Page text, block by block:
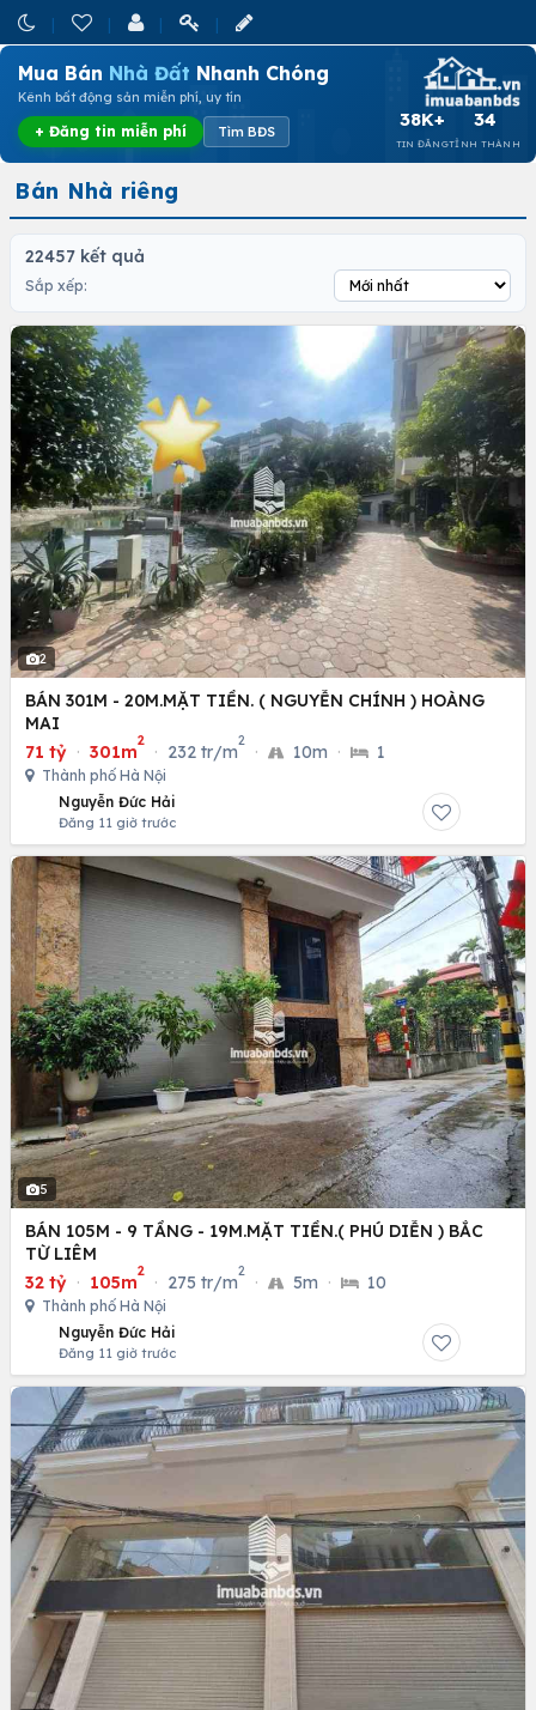
Mua Bán Nhà Đất Nhanh Chóng
Kênh bất động sản miễn phí, uy tín
+ Đăng tin miễn phí Tìm BĐS
38K+
TIN ĐĂNG
34
TỈNH THÀNH
Bán Nhà riêng
22457 kết quả
Sắp xếp:
2
BÁN 301M - 20M.MẶT TIỀN. ( NGUYỄN CHÍNH ) HOÀNG
MAI
71 tỷ · 301m
2
· 232 tr/m
2
· 10m · 1
Thành phố Hà Nội
Nguyễn Đức Hải
Đăng 11 giờ trước
5
BÁN 105M - 9 TẦNG - 19M.MẶT TIỀN.( PHÚ DIỄN ) BẮC
TỪ LIÊM
32 tỷ · 105m
2
· 275 tr/m
2
· 5m · 10
Thành phố Hà Nội
Nguyễn Đức Hải
Đăng 11 giờ trước